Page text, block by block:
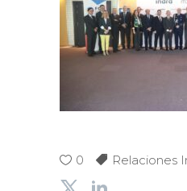
0 Relaciones